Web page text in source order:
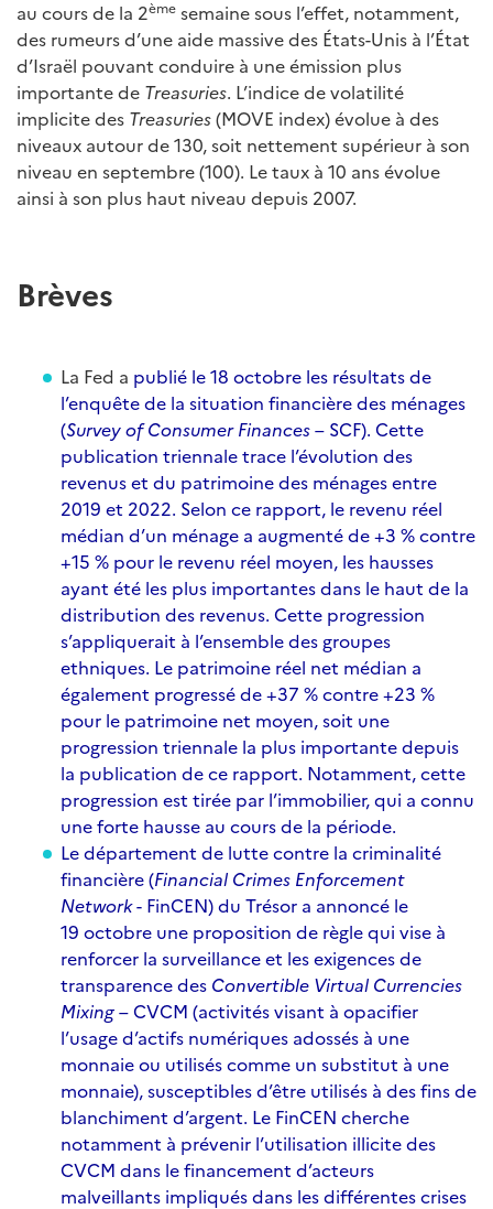
au cours de la 2ème semaine sous l’effet, notamment,
des rumeurs d’une aide massive des États-Unis à l’État
d’Israël pouvant conduire à une émission plus
importante de Treasuries. L’indice de volatilité
implicite des Treasuries(MOVE index) évolue à des
niveaux autour de 130, soit nettement supérieur à son
niveau en septembre (100). Le taux à 10 ans évolue
ainsi à son plus haut niveau depuis 2007.
Brèves
La Fed a publié le 18 octobre les résultats de
l’enquête de la situation financière des ménages
(Survey of Consumer Finances– SCF). Cette
publication triennale trace l’évolution des
revenus et du patrimoine des ménages entre
2019 et 2022. Selon ce rapport, le revenu réel
médian d’un ménage a augmenté de +3 % contre
+15 % pour le revenu réel moyen, les hausses
ayant été les plus importantes dans le haut de la
distribution des revenus. Cette progression
s’appliquerait à l’ensemble des groupes
ethniques. Le patrimoine réel net médian a
également progressé de +37 % contre +23 %
pour le patrimoine net moyen, soit une
progression triennale la plus importante depuis
la publication de ce rapport. Notamment, cette
progression est tirée par l’immobilier, qui a connu
une forte hausse au cours de la période.
Le département de lutte contre la criminalité
financière (Financial Crimes Enforcement
Network- FinCEN) du Trésor a annoncé le
19 octobre une proposition de règle qui vise à
renforcer la surveillance et les exigences de
transparence des Convertible Virtual Currencies
Mixing– CVCM (activités visant à opacifier
l’usage d’actifs numériques adossés à une
monnaie ou utilisés comme un substitut à une
monnaie), susceptibles d’être utilisés à des fins de
blanchiment d’argent. Le FinCEN cherche
notamment à prévenir l’utilisation illicite des
CVCM dans le financement d’acteurs
malveillants impliqués dans les différentes crises